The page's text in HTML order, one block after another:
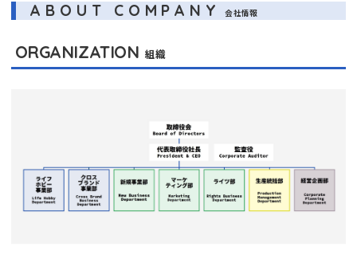
ABOUT COMPANY 会社情報
ORGANIZATION 組織